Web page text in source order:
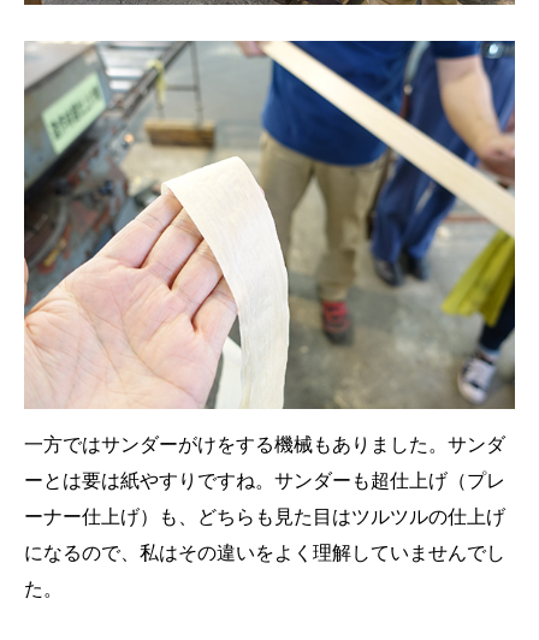
一方ではサンダーがけをする機械もありました。サンダ
ーとは要は紙やすりですね。サンダーも超仕上げ（プレ
ーナー仕上げ）も、どちらも見た目はツルツルの仕上げ
になるので、私はその違いをよく理解していませんでし
た。